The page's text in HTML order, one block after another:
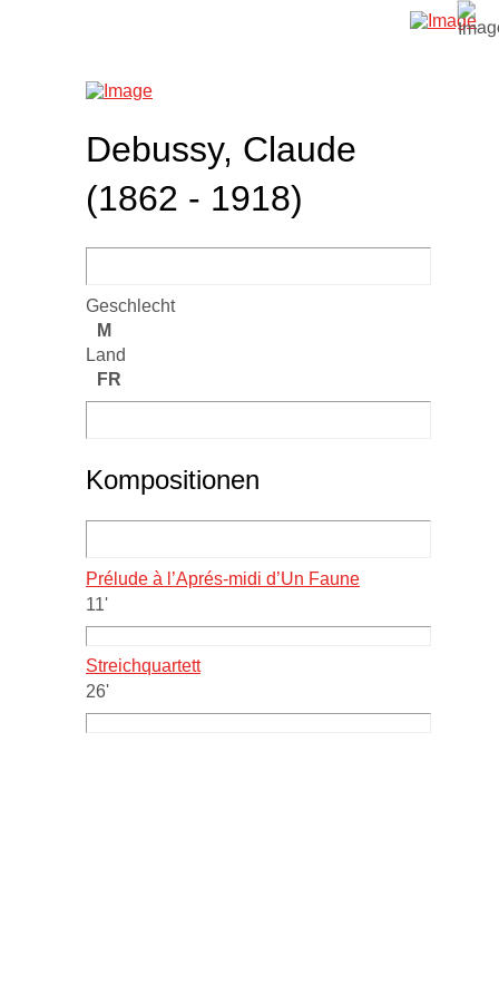
Debussy, Claude
(1862 - 1918)
Geschlecht
M
Land
FR
Kompositionen
Prélude à l’Aprés-midi d’Un Faune
11'
Streichquartett
26'